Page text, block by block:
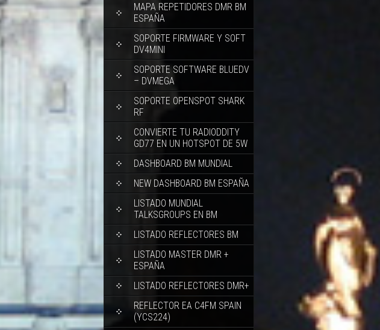
MAPA REPETIDORES DMR BM
ESPAÑA
SOPORTE FIRMWARE Y SOFT
DV4MINI
SOPORTE SOFTWARE BLUEDV
– DVMEGA
SOPORTE OPENSPOT SHARK
RF
CONVIERTE TU RADIODDITY
GD77 EN UN HOTSPOT DE 5W
DASHBOARD BM MUNDIAL
NEW DASHBOARD BM ESPAÑA
LISTADO MUNDIAL
TALKSGROUPS EN BM
LISTADO REFLECTORES BM
LISTADO MASTER DMR +
ESPAÑA
LISTADO REFLECTORES DMR+
REFLECTOR EA C4FM SPAIN
(YCS224)